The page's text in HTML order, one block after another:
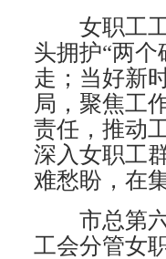
女职工工
头拥护“两个
走；当好新
局，聚焦工
责任，推动
深入女职工
难愁盼，在
市总第六
工会分管女